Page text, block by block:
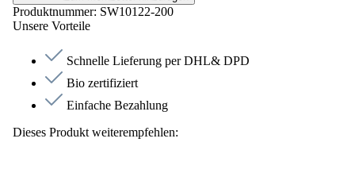
Produktnummer: SW10122-200
Unsere Vorteile
Schnelle Lieferung per DHL& DPD
Bio zertifiziert
Einfache Bezahlung
Dieses Produkt weiterempfehlen: